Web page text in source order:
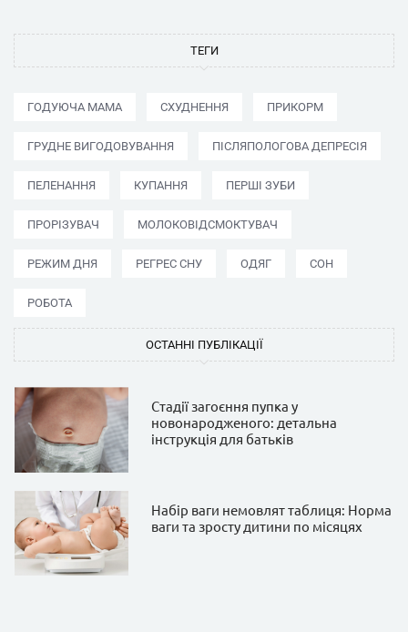
ТЕГИ
ГОДУЮЧА МАМА СХУДНЕННЯ ПРИКОРМ
ГРУДНЕ ВИГОДОВУВАННЯ ПІСЛЯПОЛОГОВА ДЕПРЕСІЯ
ПЕЛЕНАННЯ КУПАННЯ ПЕРШІ ЗУБИ
ПРОРІЗУВАЧ МОЛОКОВІДСМОКТУВАЧ
РЕЖИМ ДНЯ РЕГРЕС СНУ ОДЯГ СОН
РОБОТА
ОСТАННІ ПУБЛІКАЦІЇ
Стадії загоєння пупка у
новонародженого: детальна
інструкція для батьків
Набір ваги немовлят таблиця: Норма
ваги та зросту дитини по місяцях